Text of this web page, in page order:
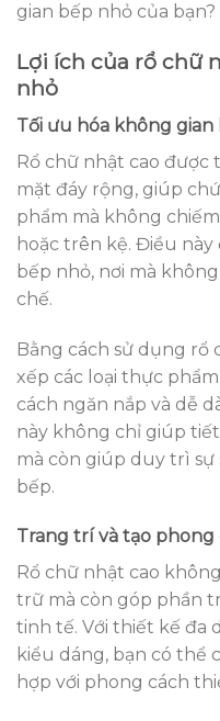
gian bếp nhỏ của bạn?
Lợi ích của rổ chữ
nhỏ
Tối ưu hóa không
Rổ chữ nhật cao được
mặt đáy rộng, giúp
phẩm mà không
hoặc trên kệ. Điều
bếp nhỏ, nơi mà
chế.
Bằng cách sử dụng rổ
xếp các loại thực
cách ngăn nắp và dễ
này không chỉ giúp
mà còn giúp duy trì sự
bếp.
Trang trí và tạo phong
Rổ chữ nhật cao
trữ mà còn góp phần
tinh tế. Với thiết kế đa
kiểu dáng, bạn có thể
hợp với phong cách